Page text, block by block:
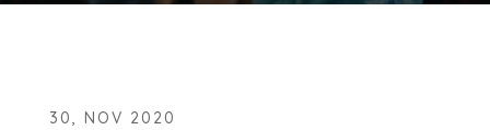
30, NOV 2020